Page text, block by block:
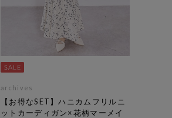
archives
【お得なSET】ハニカムフリルニ
ットカーディガン×花柄マーメイ